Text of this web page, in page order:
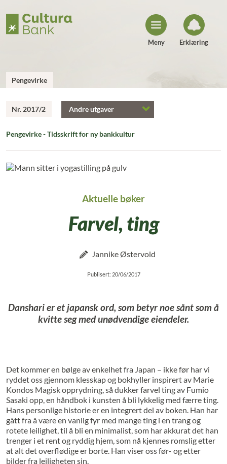
o
Meny Erklæring
Pengevirke
Nr. 2017/2 Andre utgaver
Pengevirke - Tidsskrift for ny bankkultur
Aktuelle bøker
Farvel, ting
Jannike Østervold
Publisert: 20/06/2017
Danshari er et japansk ord, som betyr noe sånt som å
kvitte seg med unødvendige eiendeler.
Det kommer en bølge av enkelhet fra Japan – ikke før har vi
ryddet oss gjennom klesskap og bokhyller inspirert av Marie
Kondos Magisk opprydning, så dukkerfarvel tingav Fumio
Sasaki opp, en håndbok i kunsten å bli lykkelig med færre ting.
Hans personlige historie er en integrert del av boken. Han har
gått fra å være en vanlig fyr med mange ting i en trang og
rotete leilighet, til å bli en minimalist, som har akkurat det han
trenger i et rent og ryddig hjem, som nå kjennes romslig etter
at alt det overflødige er borte. Han viser oss før- og etter
bilder fra leiligheten sin.